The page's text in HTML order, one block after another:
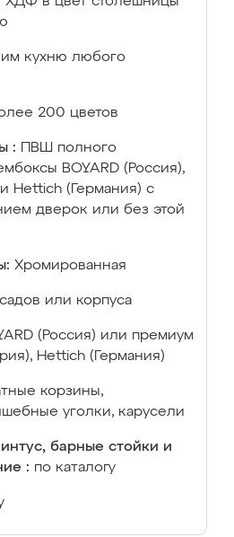
кухню любого
200 цветов
:
ПВШ полного
BOYARD (Россия),
Hettich (Германия) с
дверок или без этой
Хромированная
или корпуса
(Россия) или премиум
Hettich (Германия)
корзины,
уголки, карусели
барные стойки и
: по каталогу